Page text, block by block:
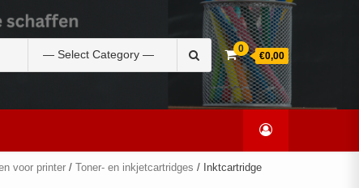
naar:
0
€0,00
voor printer / Toner- en inkjetcartridges / Inktcartridge